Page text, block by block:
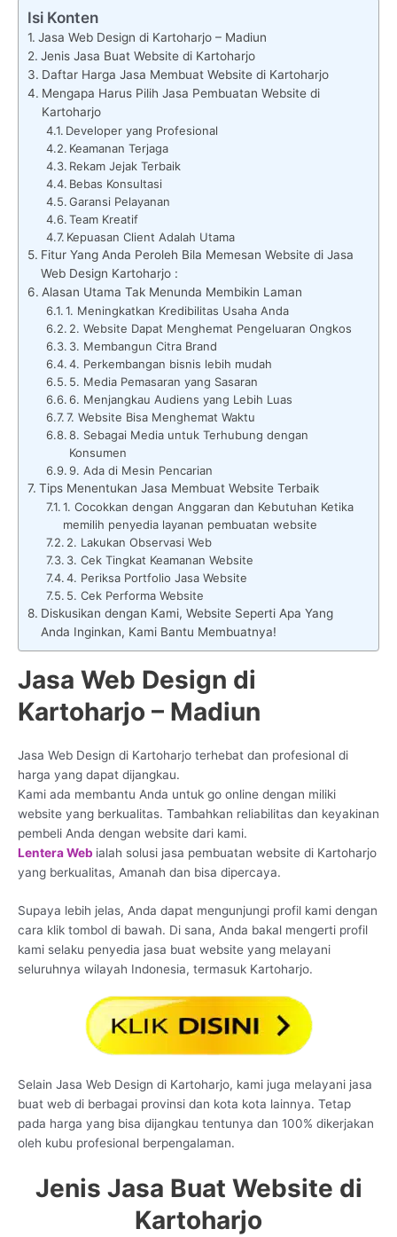
Isi Konten
Jasa Web Design di Kartoharjo – Madiun
Jenis Jasa Buat Website di Kartoharjo
Daftar Harga Jasa Membuat Website di Kartoharjo
Mengapa Harus Pilih Jasa Pembuatan Website di
Kartoharjo
Developer yang Profesional
Keamanan Terjaga
Rekam Jejak Terbaik
Bebas Konsultasi
Garansi Pelayanan
Team Kreatif
Kepuasan Client Adalah Utama
Fitur Yang Anda Peroleh Bila Memesan Website di Jasa
Web Design Kartoharjo :
Alasan Utama Tak Menunda Membikin Laman
1. Meningkatkan Kredibilitas Usaha Anda
2. Website Dapat Menghemat Pengeluaran Ongkos
3. Membangun Citra Brand
4. Perkembangan bisnis lebih mudah
5. Media Pemasaran yang Sasaran
6. Menjangkau Audiens yang Lebih Luas
7. Website Bisa Menghemat Waktu
8. Sebagai Media untuk Terhubung dengan
Konsumen
9. Ada di Mesin Pencarian
Tips Menentukan Jasa Membuat Website Terbaik
1. Cocokkan dengan Anggaran dan Kebutuhan Ketika
memilih penyedia layanan pembuatan website
2. Lakukan Observasi Web
3. Cek Tingkat Keamanan Website
4. Periksa Portfolio Jasa Website
5. Cek Performa Website
Diskusikan dengan Kami, Website Seperti Apa Yang
Anda Inginkan, Kami Bantu Membuatnya!
Jasa Web Design di
Kartoharjo – Madiun
Jasa Web Design di Kartoharjo terhebat dan profesional di
harga yang dapat dijangkau.
Kami ada membantu Anda untuk go online dengan miliki
website yang berkualitas. Tambahkan reliabilitas dan keyakinan
pembeli Anda dengan website dari kami.
Lentera Web ialah solusi jasa pembuatan website di Kartoharjo
yang berkualitas, Amanah dan bisa dipercaya.
Supaya lebih jelas, Anda dapat mengunjungi profil kami dengan
cara klik tombol di bawah. Di sana, Anda bakal mengerti profil
kami selaku penyedia jasa buat website yang melayani
seluruhnya wilayah Indonesia, termasuk Kartoharjo.
Selain Jasa Web Design di Kartoharjo, kami juga melayani jasa
buat web di berbagai provinsi dan kota kota lainnya. Tetap
pada harga yang bisa dijangkau tentunya dan 100% dikerjakan
oleh kubu profesional berpengalaman.
Jenis Jasa Buat Website di
Kartoharjo